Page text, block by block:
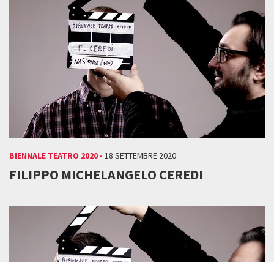
BIENNALE TEATRO 2020 - 18 SETTEMBRE 2020
FILIPPO MICHELANGELO CEREDI